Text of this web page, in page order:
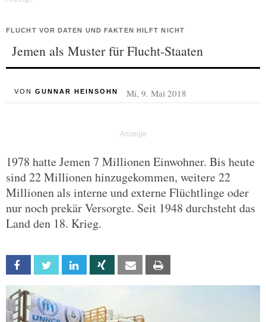
FLUCHT VOR DATEN UND FAKTEN HILFT NICHT
Jemen als Muster für Flucht-Staaten
VON GUNNAR HEINSOHN Mi, 9. Mai 2018
1978 hatte Jemen 7 Millionen Einwohner. Bis heute
sind 22 Millionen hinzugekommen, weitere 22
Millionen als interne und externe Flüchtlinge oder
nur noch prekär Versorgte. Seit 1948 durchsteht das
Land den 18. Krieg.
Facebook Twitter Linkedin Xing Email